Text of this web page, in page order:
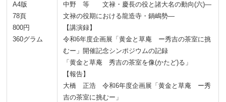
A4版
78頁
800円
360グラム
中野 等 文禄・慶長の役と諸大名の動向(六)―
文禄の役期における龍造寺・鍋嶋勢―
【講演録】
令和6年度企画展「黄金と草庵 ー秀吉の茶室に挑
むー」開催記念シンポジウムの記録
「黄金と草庵 秀吉の茶室を像(かたど)る」
【報告】
大橋 正浩 令和6年度企画展「黄金と草庵 ー秀
吉の茶室に挑むー」